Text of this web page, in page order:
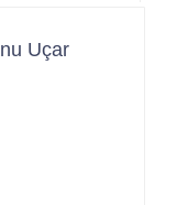
Uçar